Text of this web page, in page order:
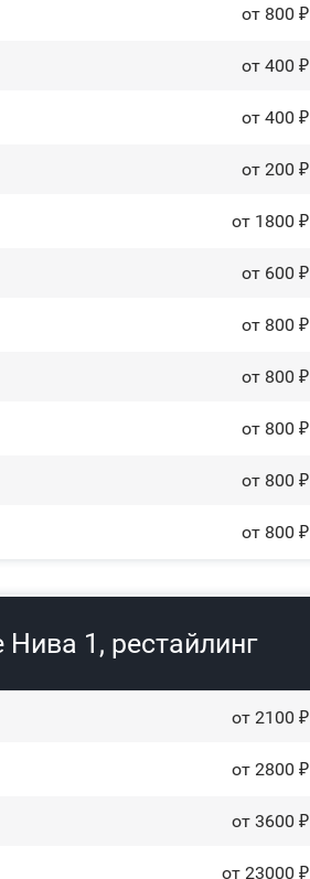
от 800 ₽
от 400 ₽
от 400 ₽
от 200 ₽
от 1800 ₽
от 600 ₽
от 800 ₽
от 800 ₽
от 800 ₽
от 800 ₽
от 800 ₽
1, рестайлинг
от 2100 ₽
от 2800 ₽
от 3600 ₽
от 23000 ₽